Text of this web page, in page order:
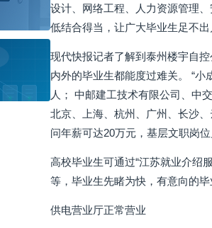
设计、网络工程、人力资源管理
低结合得当，让广大毕业生足不出
现代快报记者了解到泰州楼宇自
内外的毕业生都能度过难关。 “小
人； 中邮建工技术有限公司、中
北京、上海、杭州、广州、长沙
问年薪可达20万元，基层文职岗
高校毕业生可通过“江苏就业介绍
等，毕业生先睹为快，有意向的毕
供电营业厅正常营业